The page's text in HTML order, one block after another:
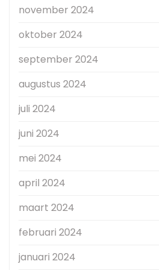
november 2024
oktober 2024
september 2024
augustus 2024
juli 2024
juni 2024
mei 2024
april 2024
maart 2024
februari 2024
januari 2024